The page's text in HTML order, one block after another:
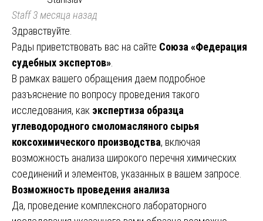
Staff3 месяца назад
Здравствуйте.
Рады приветствовать вас на сайте Союза «Федерация
судебных экспертов»
В рамках вашего обращения даем подробное
разъяснение по вопросу проведения такого
исследования, как экспертиза образца
углеводородного смоломасляного сырья
коксохимического производства, включая
возможность анализа широкого перечня химических
соединений и элементов, указанных в вашем запросе.
Возможность проведения анализа
Да, проведение комплексного лабораторного